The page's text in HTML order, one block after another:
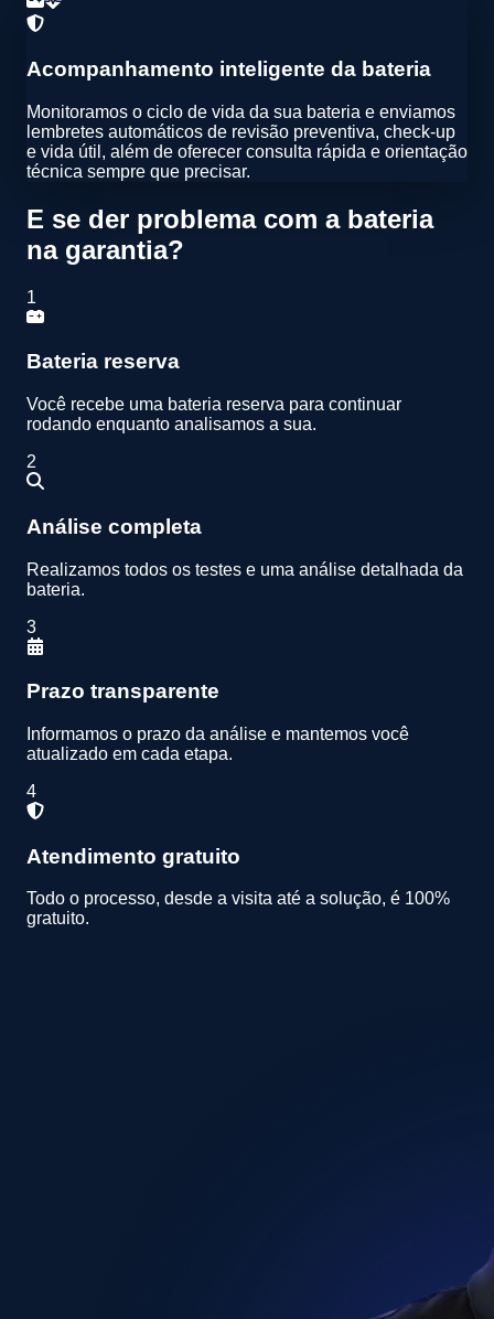
Acompanhamento inteligente da bateria
Monitoramos o ciclo de vida da sua bateria e enviamos
lembretes automáticos de revisão preventiva, check-up
e vida útil , além de oferecer consulta rápida e orientação
técnica sempre que precisar.
E se der problema com a bateria
na garantia?
1
Bateria reserva
Você recebe uma bateria reserva para continuar
rodando enquanto analisamos a sua.
2
Análise completa
Realizamos todos os testes e uma análise detalhada da
bateria.
3
Prazo transparente
Informamos o prazo da análise e mantemos você
atualizado em cada etapa.
4
Atendimento gratuito
Todo o processo, desde a visita até a solução, é 100%
gratuito.